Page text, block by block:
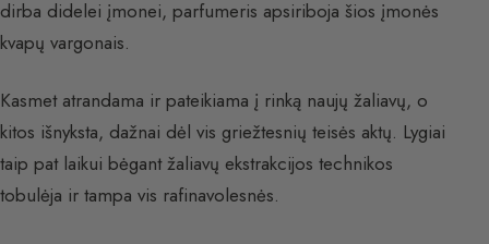
dirba didelei įmonei, parfumeris apsiriboja šios įmonės
kvapų vargonais.
Kasmet atrandama ir pateikiama į rinką naujų žaliavų, o
kitos išnyksta, dažnai dėl vis griežtesnių teisės aktų. Lygiai
taip pat laikui bėgant žaliavų ekstrakcijos technikos
tobulėja ir tampa vis rafinavolesnės.